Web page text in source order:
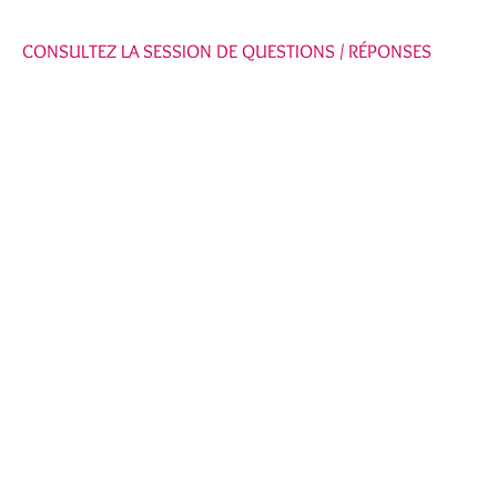
CONSULTEZ LA SESSION DE QUESTIONS / RÉPONSES